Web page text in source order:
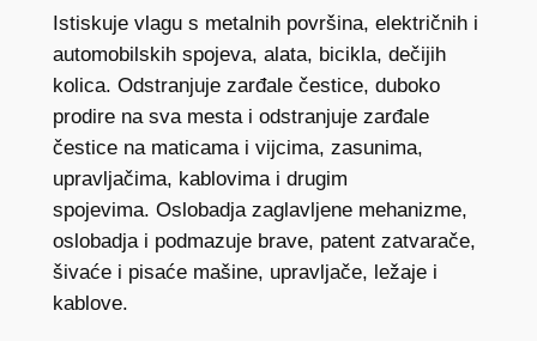
o
l
i
č
i
n
a
Istiskuje vlagu s metalnih površina, električnih i
automobilskih spojeva, alata, bicikla, dečijih
kolica. Odstranjuje zarđale čestice, duboko
prodire na sva mesta i odstranjuje zarđale
čestice na maticama i vijcima, zasunima,
upravljačima, kablovima i drugim
spojevima. Oslobadja zaglavljene mehanizme,
oslobadja i podmazuje brave, patent zatvarače,
šivaće i pisaće mašine, upravljače, ležaje i
kablove.